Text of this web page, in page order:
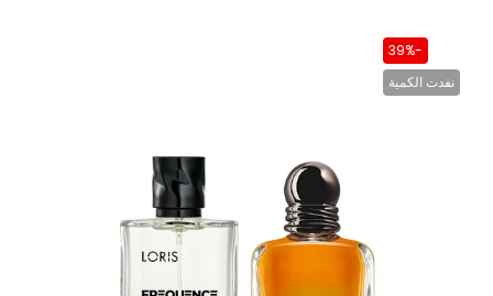
-39%
نفدت الكمية